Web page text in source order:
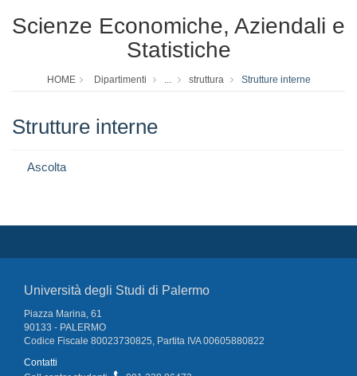
Scienze Economiche, Aziendali e
Statistiche
HOME Dipartimenti ... struttura Strutture interne
Strutture interne
Ascolta
Università degli Studi di Palermo
Piazza Marina, 61
90133 - PALERMO
Codice Fiscale 80023730825, Partita IVA 00605880822
Contatti